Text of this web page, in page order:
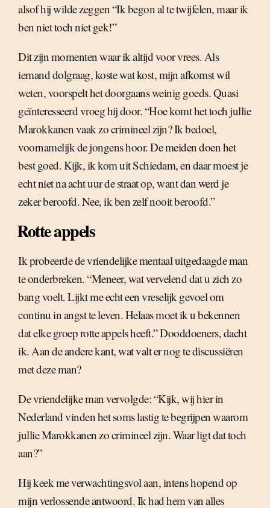
alsof hij wilde zeggen “Ik begon al te twijfelen, maar ik
ben niet toch niet gek!”
Dit zijn momenten waar ik altijd voor vrees. Als
iemand dolgraag, koste wat kost, mijn afkomst wil
weten, voorspelt het doorgaans weinig goeds. Quasi
geïnteresseerd vroeg hij door. “Hoe komt het toch jullie
Marokkanen vaak zo crimineel zijn? Ik bedoel,
voornamelijk de jongens hoor. De meiden doen het
best goed. Kijk, ik kom uit Schiedam, en daar moest je
echt niet na acht uur de straat op, want dan werd je
zeker beroofd. Nee, ik ben zelf nooit beroofd.”
Rotte appels
Ik probeerde de vriendelijke mentaal uitgedaagde man
te onderbreken. “Meneer, wat vervelend dat u zich zo
bang voelt. Lijkt me echt een vreselijk gevoel om
continu in angst te leven. Helaas moet ik u bekennen
dat elke groep rotte appels heeft.” Dooddoeners, dacht
ik. Aan de andere kant, wat valt er nog te discussiëren
met deze man?
De vriendelijke man vervolgde: “Kijk, wij hier in
Nederland vinden het soms lastig te begrijpen waarom
jullie Marokkanen zo crimineel zijn. Waar ligt dat toch
aan?”
Hij keek me verwachtingsvol aan, intens hopend op
mijn verlossende antwoord. Ik had hem van alles